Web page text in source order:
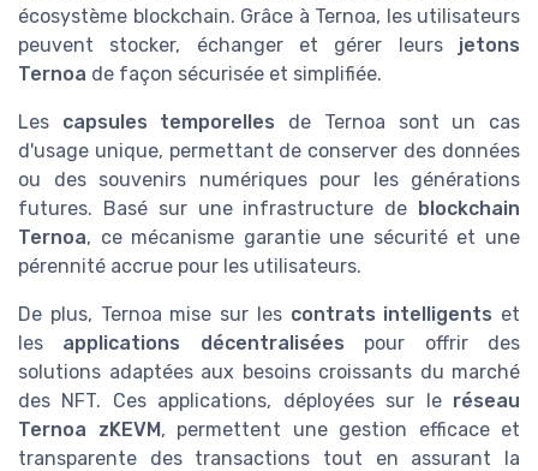
écosystème blockchain. Grâce à Ternoa, les utilisateurs
peuvent stocker, échanger et gérer leurs jetons
Ternoa de façon sécurisée et simplifiée.
Les capsules temporelles de Ternoa sont un cas
d'usage unique, permettant de conserver des données
ou des souvenirs numériques pour les générations
futures. Basé sur une infrastructure de blockchain
Ternoa, ce mécanisme garantie une sécurité et une
pérennité accrue pour les utilisateurs.
De plus, Ternoa mise sur les contrats intelligents et
les applications décentralisées pour offrir des
solutions adaptées aux besoins croissants du marché
des NFT. Ces applications, déployées sur le réseau
Ternoa zKEVM, permettent une gestion efficace et
transparente des transactions tout en assurant la